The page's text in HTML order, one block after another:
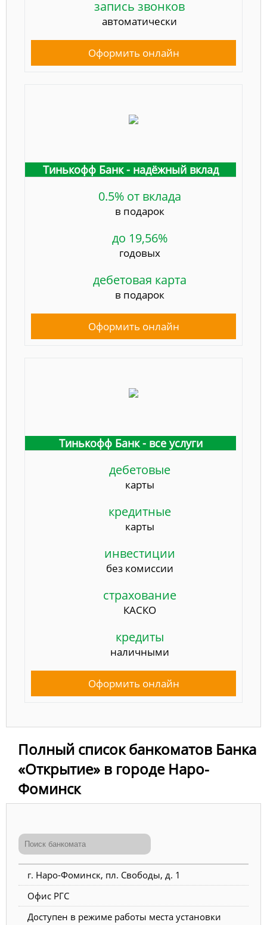
запись звонков
автоматически
Оформить онлайн
Тинькофф Банк - надёжный вклад
0.5% от вклада
в подарок
до 19,56%
годовых
дебетовая карта
в подарок
Оформить онлайн
Тинькофф Банк - все услуги
дебетовые
карты
кредитные
карты
инвестиции
без комиссии
страхование
КАСКО
кредиты
наличными
Оформить онлайн
Полный список банкоматов Банка
«Открытие» в городе Наро-
Фоминск
г. Наро-Фоминск, пл. Свободы, д. 1
Офис РГС
Доступен в режиме работы места установки